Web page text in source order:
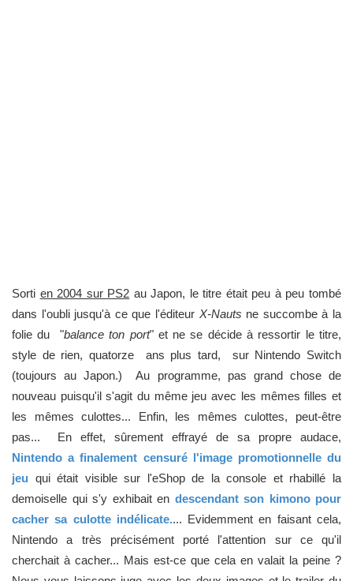
Sorti en 2004 sur PS2 au Japon, le titre était peu à peu tombé
dans l'oubli jusqu'à ce que l'éditeur X-Nauts ne succombe à la
folie du "balance ton port" et ne se décide à ressortir le titre,
style de rien, quatorze ans plus tard, sur Nintendo Switch
(toujours au Japon.) Au programme, pas grand chose de
nouveau puisqu'il s'agit du même jeu avec les mêmes filles et
les mêmes culottes... Enfin, les mêmes culottes, peut-être
pas... En effet, sûrement effrayé de sa propre audace,
Nintendo a finalement censuré l'image promotionnelle du
jeu qui était visible sur l'eShop de la console et rhabillé la
demoiselle qui s'y exhibait en descendant son kimono pour
cacher sa culotte indélicate.... Evidemment en faisant cela,
Nintendo a très précisément porté l'attention sur ce qu'il
cherchait à cacher... Mais est-ce que cela en valait la peine ?